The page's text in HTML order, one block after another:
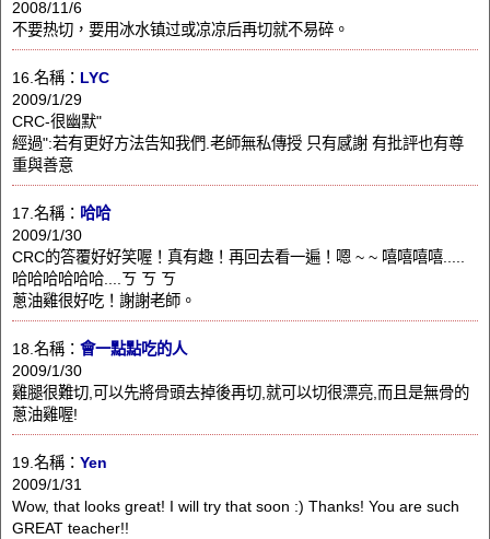
2008/11/6
不要热切，要用冰水镇过或凉凉后再切就不易碎。
16.名稱： LYC
2009/1/29
CRC-很幽默"
經過":若有更好方法告知我們.老師無私傳授 只有感謝 有批評也有尊
重與善意
17.名稱： 哈哈
2009/1/30
CRC的答覆好好笑喔！真有趣！再回去看一遍！嗯 ~ ~ 嘻嘻嘻嘻.....
哈哈哈哈哈哈....ㄎ ㄎ ㄎ
蔥油雞很好吃！謝謝老師。
18.名稱： 會一點點吃的人
2009/1/30
雞腿很難切,可以先將骨頭去掉後再切,就可以切很漂亮,而且是無骨的
蔥油雞喔!
19.名稱： Yen
2009/1/31
Wow, that looks great! I will try that soon :) Thanks! You are such
GREAT teacher!!